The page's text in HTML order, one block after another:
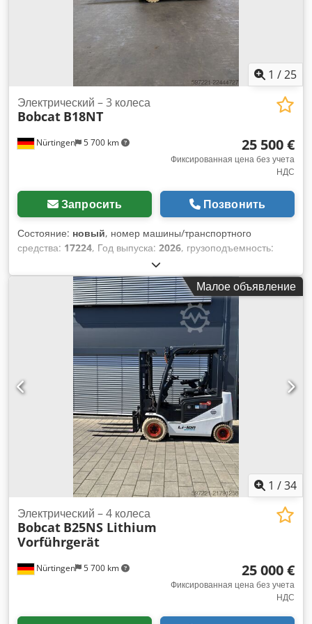
1 /25
Nürtingen 5 700 km
Электрический – 3 колеса
Bobcat B18NT
25 500 €
Фиксированная цена без учета
НДС
Запросить Позвонить
Состояние: новый, номер машины/транспортного
средства: 17224, Год выпуска: 2026, грузоподъемность:
4 800 мм
подъема:1 484 мм, центр тяжести груза:500 мм, тип
электрический, тип мачты:триплекс,
строительная высота:2 215 мм, напряжение аккумулятора:
, длина вил: , размер передней шины:
16x6-8 weiss
, общий вес:
, 5230052 Codpszp Tz Defx Agdeha Серийный
номер: OBA06-000030 Характеристики аккумулятора: 51,2
В, 277 Ач, литий-ионный.
Малое объявление
1 /34
Nürtingen 5 700 km
Электрический – 4 колеса
Bobcat B25NS Lithium
Vorführgerät
25 000 €
Фиксированная цена без учета
НДС